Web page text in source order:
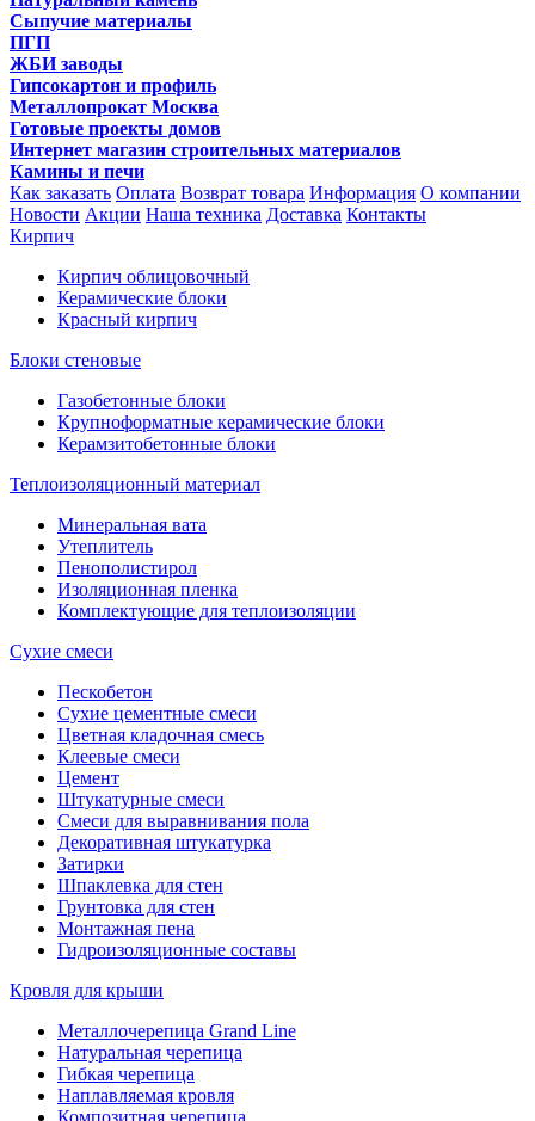
Сыпучие материалы
ПГП
ЖБИ заводы
Гипсокартон и профиль
Металлопрокат Москва
Готовые проекты домов
Интернет магазин строительных материалов
Камины и печи
Как заказать Оплата Возврат товара Информация О компании
Новости Акции Наша техника Доставка Контакты
Кирпич
Кирпич облицовочный
Керамические блоки
Красный кирпич
Блоки стеновые
Газобетонные блоки
Крупноформатные керамические блоки
Керамзитобетонные блоки
Теплоизоляционный материал
Минеральная вата
Утеплитель
Пенополистирол
Изоляционная пленка
Комплектующие для теплоизоляции
Сухие смеси
Пескобетон
Сухие цементные смеси
Цветная кладочная смесь
Клеевые смеси
Цемент
Штукатурные смеси
Смеси для выравнивания пола
Декоративная штукатурка
Затирки
Шпаклевка для стен
Грунтовка для стен
Монтажная пена
Гидроизоляционные составы
Кровля для крыши
Металлочерепица Grand Line
Натуральная черепица
Гибкая черепица
Наплавляемая кровля